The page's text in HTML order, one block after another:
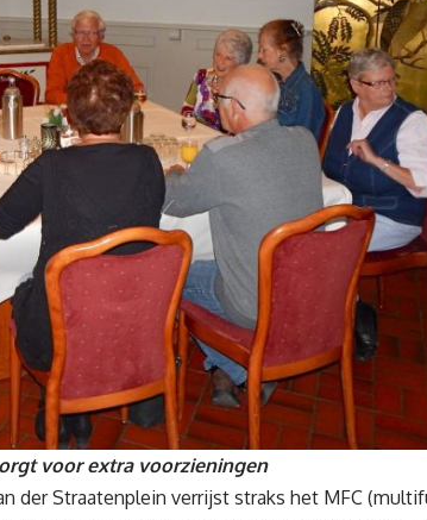
voor extra voorzieningen
der Straatenplein verrijst straks het MFC